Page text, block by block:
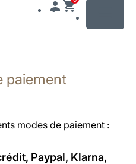
paiement
modes de paiement :
Paypal, Klarna,